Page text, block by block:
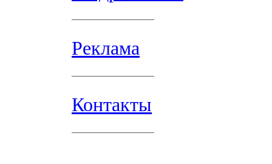
Реклама
Контакты